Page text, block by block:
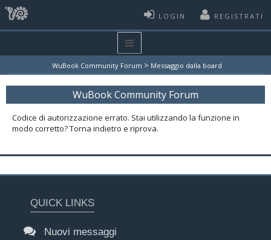
LOGIN REGISTRATI
WuBook Community Forum > Messaggio dalla board
WuBook Community Forum
Codice di autorizzazione errato. Stai utilizzando la funzione in
modo corretto? Torna indietro e riprova.
QUICK LINKS
Nuovi messaggi